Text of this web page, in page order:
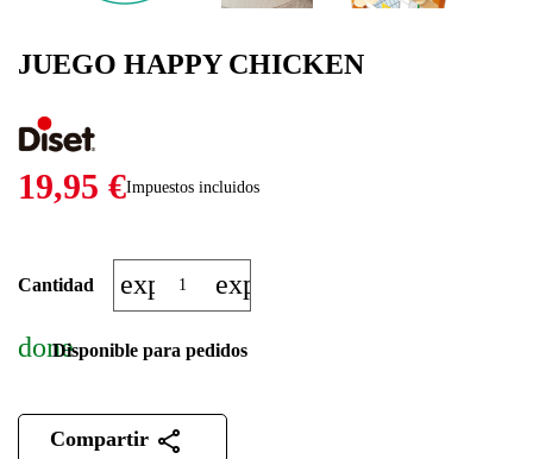
JUEGO HAPPY CHICKEN
19,95 €Impuestos incluidos
Cantidad expand_moreexpand_less
doneDisponible para pedidos
Compartir